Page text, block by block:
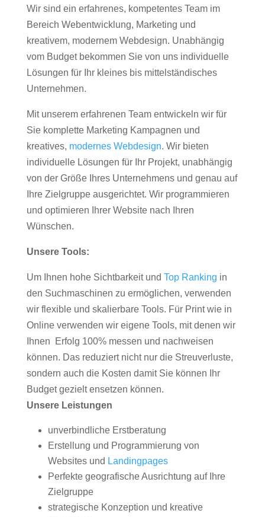
Wir sind ein erfahrenes, kompetentes Team im
Bereich Webentwicklung, Marketing und
kreativem, modernem Webdesign. Unabhängig
vom Budget bekommen Sie von uns individuelle
Lösungen für Ihr kleines bis mittelständisches
Unternehmen.
Mit unserem erfahrenen Team entwickeln wir für
Sie komplette Marketing Kampagnen und
kreatives, modernes Webdesign. Wir bieten
individuelle Lösungen für Ihr Projekt, unabhängig
von der Größe Ihres Unternehmens und genau auf
Ihre Zielgruppe ausgerichtet. Wir programmieren
und optimieren Ihrer Website nach Ihren
Wünschen.
Unsere Tools:
Um Ihnen hohe Sichtbarkeit und Top Ranking in
den Suchmaschinen zu ermöglichen, verwenden
wir flexible und skalierbare Tools. Für Print wie in
Online verwenden wir eigene Tools, mit denen wir
Ihnen Erfolg 100% messen und nachweisen
können. Das reduziert nicht nur die Streuverluste,
sondern auch die Kosten damit Sie können Ihr
Budget gezielt ensetzen können.
Unsere Leistungen
unverbindliche Erstberatung
Erstellung und Programmierung von
Websites und Landingpages
Perfekte geografische Ausrichtung auf Ihre
Zielgruppe
strategische Konzeption und kreative